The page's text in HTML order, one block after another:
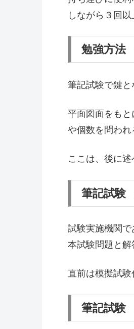
しながら３回以
勉強方法
筆記試験で鍵と
平面図面をも
や個数を問われ
ここは、後に
筆記試験
試験実施機関
本試験問題と解
直前は模擬試
筆記試験